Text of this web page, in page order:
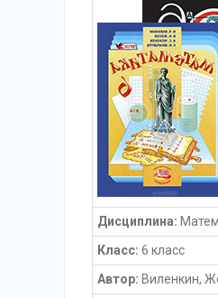
Дисциплина:
Класс: 6 класс
Автор: Виленкин,